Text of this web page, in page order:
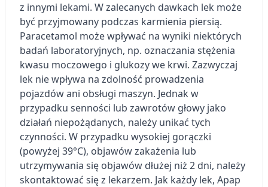
z innymi lekami. W zalecanych dawkach lek może
być przyjmowany podczas karmienia piersią.
Paracetamol może wpływać na wyniki niektórych
badań laboratoryjnych, np. oznaczania stężenia
kwasu moczowego i glukozy we krwi. Zazwyczaj
lek nie wpływa na zdolność prowadzenia
pojazdów ani obsługi maszyn. Jednak w
przypadku senności lub zawrotów głowy jako
działań niepożądanych, należy unikać tych
czynności. W przypadku wysokiej gorączki
(powyżej 39°C), objawów zakażenia lub
utrzymywania się objawów dłużej niż 2 dni, należy
skontaktować się z lekarzem. Jak każdy lek, Apap